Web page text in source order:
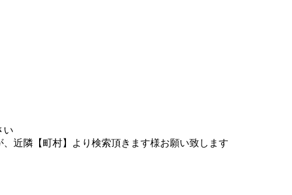
い
近隣【町村】より検索頂きます様お願い致します